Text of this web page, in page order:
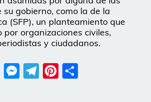
su gobierno, como la de la
(SFP), un planteamiento que
por organizaciones civiles,
y ciudadanos.
WhatsApp
Messenger
Telegram
Pinterest